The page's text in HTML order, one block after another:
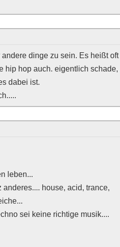
dinge zu sein. Es heißt oft
hip hop auch. eigentlich schade,
dabei ist.
leben...
house, acid, trance,
sei keine richtige musik....